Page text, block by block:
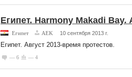
Египет. Harmony Makadi Bay.
Египет АЕK 10 сентября 2013 г.
Египет. Август 2013-время протестов.
— 6 — 4